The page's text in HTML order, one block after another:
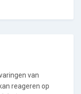
van
reageren op